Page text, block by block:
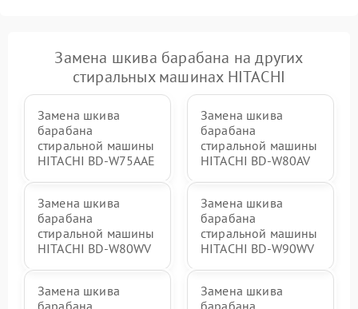
Замена шкива барабана на других
стиральных машинах HITACHI
Замена шкива
барабана
стиральной машины
HITACHI BD-W75AAE
Замена шкива
барабана
стиральной машины
HITACHI BD-W80AV
Замена шкива
барабана
стиральной машины
HITACHI BD-W80WV
Замена шкива
барабана
стиральной машины
HITACHI BD-W90WV
Замена шкива
Замена шкива